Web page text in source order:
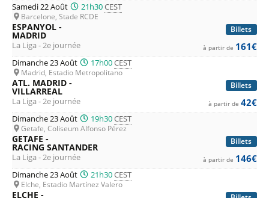
Samedi 22 Août 21h30CEST
Barcelone, Stade RCDE
Billets
ESPANYOL -
MADRID
La Liga - 2e journée à partir de 161€
Dimanche 23 Août 17h00CEST
Madrid, Estadio Metropolitano
Billets
ATL. MADRID -
VILLARREAL
La Liga - 2e journée à partir de 42€
Dimanche 23 Août 19h30CEST
Getafe, Coliseum Alfonso Pérez
Billets
GETAFE -
RACING SANTANDER
La Liga - 2e journée à partir de 146€
Dimanche 23 Août 21h30CEST
Elche, Estadio Martínez Valero
ELCHE -